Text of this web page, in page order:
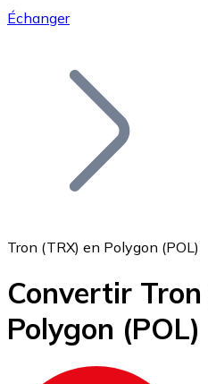
Rejoignez notre réseau
Ajoutez le token de
Bitcoin
BTC
Échanger
Tron (TRX) en Polygon (POL)
Convertir Tron
Polygon (POL)